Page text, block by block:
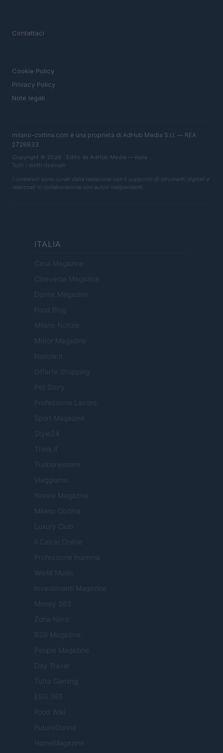
Contattaci
Cookie Policy
Privacy Policy
Note legali
milano-cortina.com è una proprietà di AdHub Media S.r.l. — REA
2729933
Copyright © 2026 · Edito da AdHub Media — Italia
Tutti i diritti riservati
I contenuti sono curati dalla redazione con il supporto di strumenti digitali e
realizzati in collaborazione con autori indipendenti.
ITALIA
Casa Magazine
Cineverse Magazine
Donne Magazine
Food Blog
Milano Notizie
Motor Magazine
Notizie.it
Offerte Shopping
Pet Story
Professione Lavoro
Sport Magazine
Style24
Think.it
Tuobenessere
Viaggiamo
Nonne Magazine
Milano Cortina
Luxury Club
Il Calcio Online
Professione mamma
World Music
Investimenti Magazine
Money 365
Zona Nerd
B2B Magazine
People Magazine
Day Travel
Tutto Gaming
ESG 365
Food Wiki
FuturoDonna
HomeMagazine